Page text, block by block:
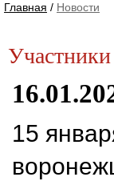
Главная / Новости
15